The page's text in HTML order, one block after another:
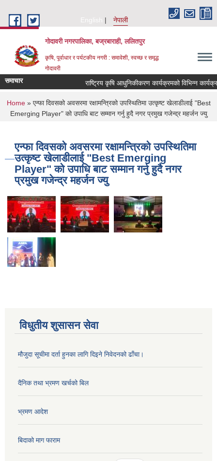
English
नेपाली
गोदावरी नगरपालिका, बज्रबाराही, ललितपुर
कृषि, पूर्वाधार र पर्यटकीय नगरी : समावेशी, स्वच्छ र समृद्ध
गोदावरी
समाचार
You are here
Home» एन्फा दिवसको अवसरमा रक्षामन्त्रिको उपस्थितिमा उत्कृष्ट खेलाडीलाई "Best
Emerging Player" को उपाधि बाट सम्मान गर्नु हुदै नगर प्रमुख गजेन्द्र महर्जन ज्यु
एन्फा दिवसको अवसरमा रक्षामन्त्रिको उपस्थितिमा
उत्कृष्ट खेलाडीलाई "Best Emerging
Player" को उपाधि बाट सम्मान गर्नु हुदै नगर
प्रमुख गजेन्द्र महर्जन ज्यु
विधुतीय शुसासन सेवा
मौजुदा सूचीमा दर्ता हुनका लागि दिइने निवेदनको ढाँचा।
दैनिक तथा भ्रमण खर्चको बिल
भ्रमण आदेश
बिदाको माग फाराम